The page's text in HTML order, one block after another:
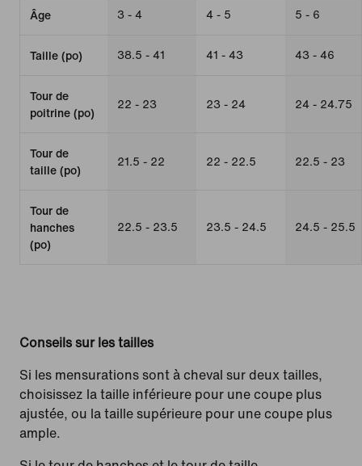
Âge 3 - 4 4 - 5 5 - 6
Taille (po) 38.5 - 41 41 - 43 43 - 46
Tour de
poitrine (po)
22 - 23 23 - 24 24 - 24.75
Tour de
taille (po)
21.5 - 22 22 - 22.5 22.5 - 23
Tour de
hanches
(po)
22.5 - 23.5 23.5 - 24.5 24.5 - 25.5
Conseils sur les tailles
Si les mensurations sont à cheval sur deux tailles,
choisissez la taille inférieure pour une coupe plus
ajustée, ou la taille supérieure pour une coupe plus
ample.